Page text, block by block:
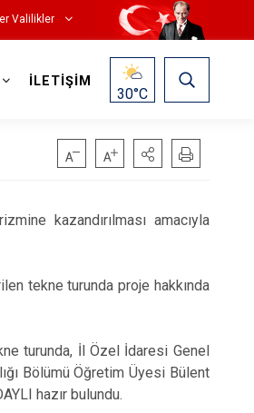
Valilikler
İLETİŞİM
30°C
kazandırılması amacıyla
tekne turunda proje hakkında
turunda, İl Özel İdaresi Genel
Bölümü Öğretim Üyesi Bülent
hazır bulundu.